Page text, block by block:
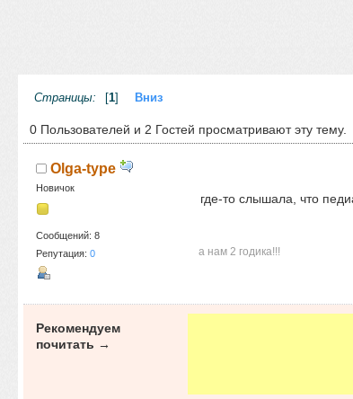
Страницы: 1 Вниз
0 Пользователей и 2 Гостей просматривают эту тему.
Olga-type
Новичок
Сообщений: 8
Репутация: 0
где-то слышала, что
а нам 2 годика!!!
Рекомендуем
почитать →